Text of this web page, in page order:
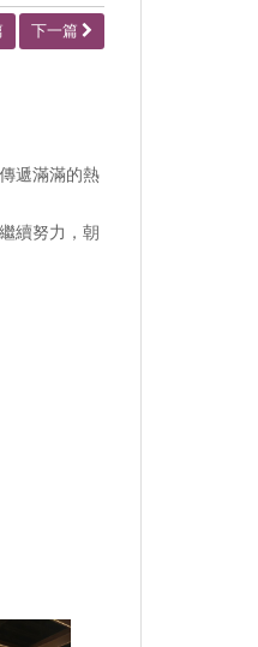
下一篇
遞滿滿的熱
續努力，朝